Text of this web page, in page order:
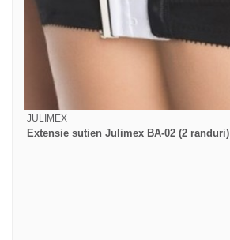
JULIMEX
Extensie sutien Julimex BA-02 (2 randuri)